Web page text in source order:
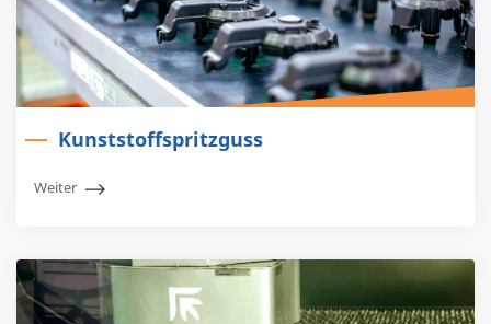
Kunststoffspritzguss
Weiter